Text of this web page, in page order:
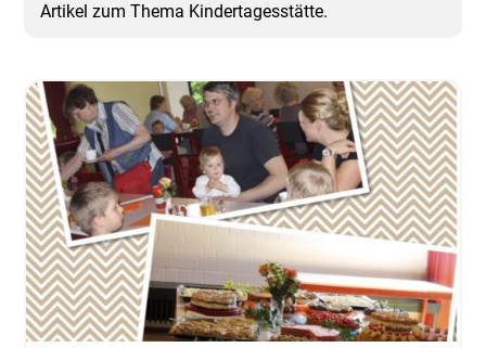
Artikel zum Thema Kindertagesstätte.